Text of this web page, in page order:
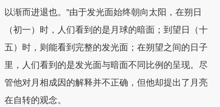
以渐而进退也。”由于发光面始终朝向太阳，在朔日
（初一）时，人们看到的是月球的暗面；到望日（十
五）时，则能看到完整的发光面；在朔望之间的日子
里，人们看到的是发光面与暗面不同比例的呈现。尽
管他对月相成因的解释并不正确，但他却提出了月亮
在自转的观念。